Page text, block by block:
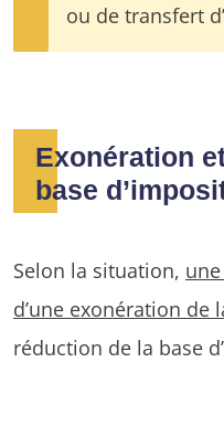
ou de transfert
Exonération
base
Selon la situation,
d’une exonération de
réduction de la base